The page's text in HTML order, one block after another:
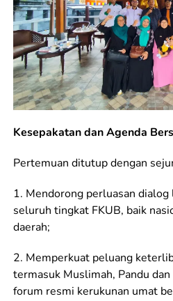
Kesepakatan dan Agenda
Pertemuan ditutup dengan
1. Mendorong perluasan
seluruh tingkat FKUB, baik
daerah;
2. Memperkuat peluang
termasuk Muslimah, Pandu
forum resmi kerukunan umat